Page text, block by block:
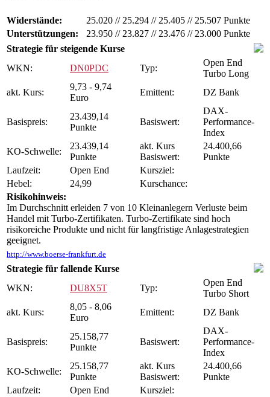
Widerstände: 25.020 //25.294 //25.405 //25.507 Punkte
Unterstützungen:
23.950 //23.827 //23.476 //23.000 Punkte
Strategie für steigende Kurse
WKN:
DN0PDC Typ:
Open End
Turbo Long
akt. Kurs:
9,73 - 9,74
Euro
Emittent: DZ Bank
Basispreis:
23.439,14
Punkte
Basiswert:
DAX-
Performance-
Index
KO-Schwelle:
23.439,14
Punkte
akt. Kurs
Basiswert:
24.400,66
Punkte
Laufzeit:
Open End
Kursziel:
Hebel:
24,99
Kurschance:
Risikohinweis:
Im Durchschnitt erleiden 7 von 10 Kleinanlegern Verluste beim
Handel mit Turbo-Zertifikaten. Turbo-Zertifikate sind hoch
risikoreiche Produkte und nicht für langfristige Anlagestrategien
geeignet.
http://www.boerse-frankfurt.de
Strategie für fallende Kurse
WKN:
DU8X5T Typ:
Open End
Turbo Short
akt. Kurs:
8,05 - 8,06
Euro
Emittent: DZ Bank
Basispreis:
25.158,77
Punkte
Basiswert:
DAX-
Performance-
Index
KO-Schwelle:
25.158,77
Punkte
akt. Kurs
Basiswert:
24.400,66
Punkte
Laufzeit:
Open End Kursziel: